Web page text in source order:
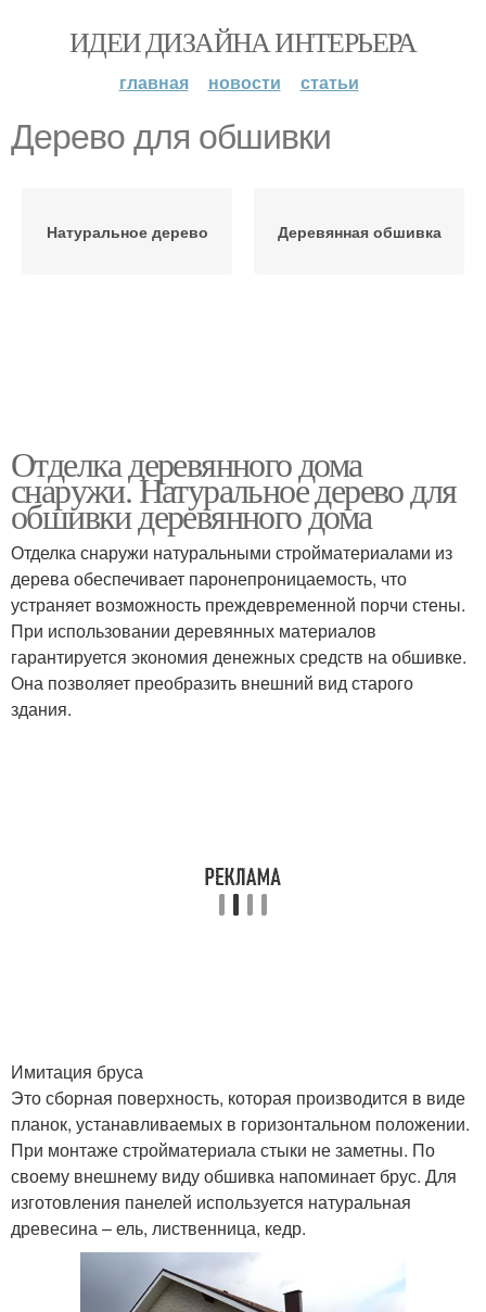
ИДЕИ ДИЗАЙНА ИНТЕРЬЕРА
главная новости статьи
Дерево для обшивки
Натуральное дерево Деревянная обшивка
Отделка деревянного дома
снаружи. Натуральное дерево для
обшивки деревянного дома
Отделка снаружи натуральными стройматериалами из
дерева обеспечивает паронепроницаемость, что
устраняет возможность преждевременной порчи стены.
При использовании деревянных материалов
гарантируется экономия денежных средств на обшивке.
Она позволяет преобразить внешний вид старого
здания.
Имитация бруса
Это сборная поверхность, которая производится в виде
планок, устанавливаемых в горизонтальном положении.
При монтаже стройматериала стыки не заметны. По
своему внешнему виду обшивка напоминает брус. Для
изготовления панелей используется натуральная
древесина – ель, лиственница, кедр.